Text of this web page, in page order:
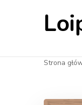
Strona